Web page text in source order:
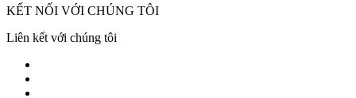
KẾT NỐI VỚI CHÚNG TÔI
Liên kết với chúng tôi